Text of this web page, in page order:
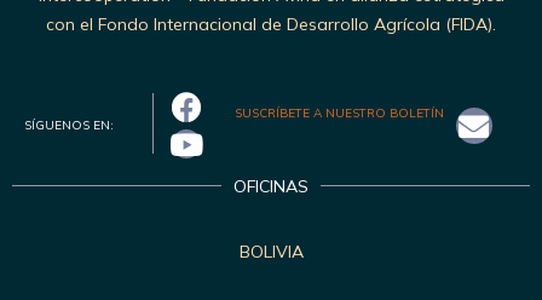
con el Fondo Internacional de Desarrollo Agrícola (FIDA).
SÍGUENOS EN:
SUSCRÍBETE A NUESTRO BOLETÍN
OFICINAS
BOLIVIA